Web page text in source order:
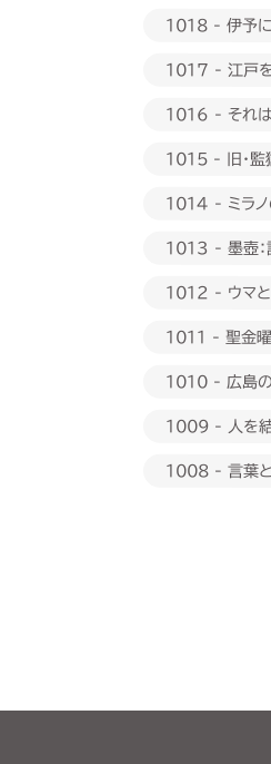
1018 - 伊予に
1017 - 江戸を
1016 - それは
1015 - 旧・監
1014 - ミラノ
1013 - 墨壺：
1012 - ウマと
1011 - 聖金曜
1010 - 広島
1009 - 人を結
1008 - 言葉と